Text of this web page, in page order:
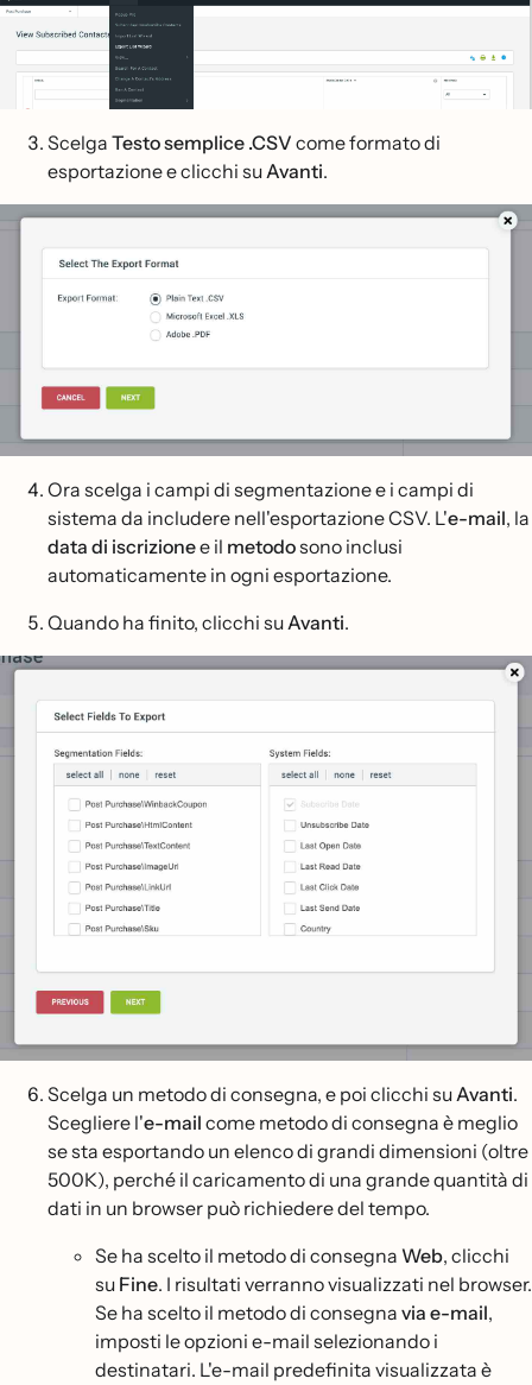
Scelga Testo semplice .CSV come formato di
esportazione e clicchi suAvanti.
Ora scelga i campi di segmentazione e i campi di
sistema da includere nell'esportazione CSV. L'e-mail, la
data di iscrizionee il metodosono inclusi
automaticamente in ogni esportazione.
Quando ha finito, clicchi su Avanti.
Scelga un metodo di consegna, e poi clicchi su Avanti.
Scegliere l'e-mail come metodo di consegna è meglio
se sta esportando un elenco di grandi dimensioni (oltre
500K), perché il caricamento di una grande quantità di
dati in un browser può richiedere del tempo.
Se ha scelto il metodo di consegna Web, clicchi
su Fine. I risultati verranno visualizzati nel browser.
Se ha scelto il metodo di consegna via e-mail,
imposti le opzioni e-mail selezionando i
destinatari. L'e-mail predefinita visualizzata è